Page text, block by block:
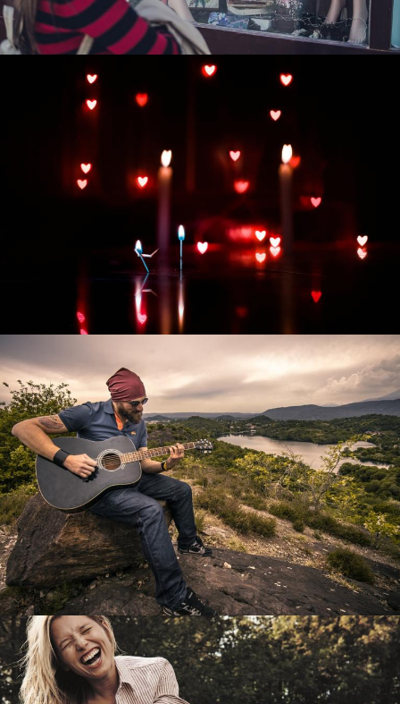
Развитие интернет-магазина "Всё для
праздника"
Смотреть проект
Перевод интернет-магазина
Guitaramania.ru на 1С-Битрикс
Смотреть проект